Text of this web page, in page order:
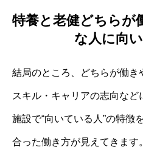
特養と老健どちらが
な人に向
結局のところ、どちらが働き
スキル・キャリアの志向な
施設で“向いている人”の特徴
合った働き方が見えてきま